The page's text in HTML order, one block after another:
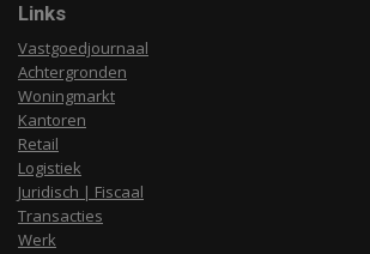
Links
Vastgoedjournaal
Achtergronden
Woningmarkt
Kantoren
Retail
Logistiek
Juridisch | Fiscaal
Transacties
Werk